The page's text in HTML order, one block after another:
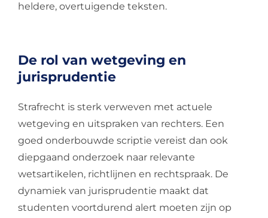
heldere, overtuigende teksten.
De rol van wetgeving en
jurisprudentie
Strafrecht is sterk verweven met actuele
wetgeving en uitspraken van rechters. Een
goed onderbouwde scriptie vereist dan ook
diepgaand onderzoek naar relevante
wetsartikelen, richtlijnen en rechtspraak. De
dynamiek van jurisprudentie maakt dat
studenten voortdurend alert moeten zijn op